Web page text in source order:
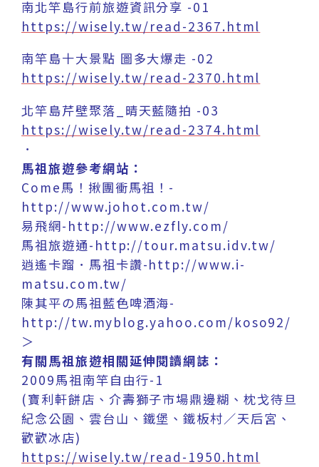
南北竿島行前旅遊資訊分享 -01
https://wisely.tw/read-2367.html
南竿島十大景點 圖多大爆走 -02
https://wisely.tw/read-2370.html
北竿島芹壁聚落_晴天藍隨拍 -03
https://wisely.tw/read-2374.html
．
馬祖旅遊參考網站：
Come馬！揪團衝馬祖！-
http://www.johot.com.tw/
易飛網-http://www.ezfly.com/
馬祖旅遊通-http://tour.matsu.idv.tw/
逍遙卡蹓．馬祖卡讚-http://www.i-
matsu.com.tw/
陳其平の馬祖藍色啤酒海-
http://tw.myblog.yahoo.com/koso92/
＞
有關馬祖旅遊相關延伸閱讀網誌：
2009馬祖南竿自由行-1
(寶利軒餅店、介壽獅子市場鼎邊糊、枕戈待旦
紀念公園、雲台山、鐵堡、鐵板村／天后宮、
歡歡冰店)
https://wisely.tw/read-1950.html